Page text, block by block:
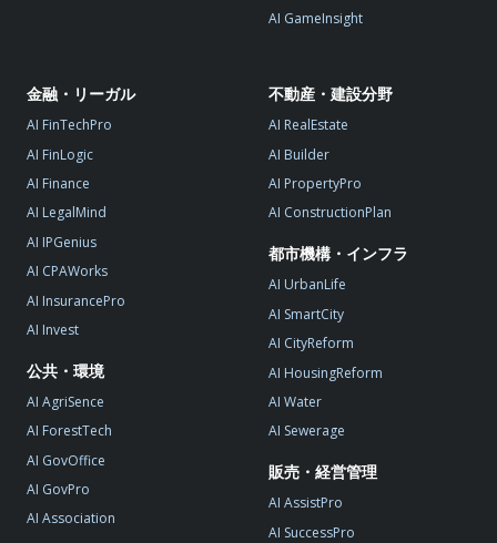
AI GameInsight
金融・リーガル
AI FinTechPro
AI FinLogic
AI Finance
AI LegalMind
AI IPGenius
AI CPAWorks
AI InsurancePro
AI Invest
公共・環境
AI AgriSence
AI ForestTech
AI GovOffice
AI GovPro
AI Association
不動産・建設分野
AI RealEstate
AI Builder
AI PropertyPro
AI ConstructionPlan
都市機構・インフラ
AI UrbanLife
AI SmartCity
AI CityReform
AI HousingReform
AI Water
AI Sewerage
販売・経営管理
AI AssistPro
AI SuccessPro